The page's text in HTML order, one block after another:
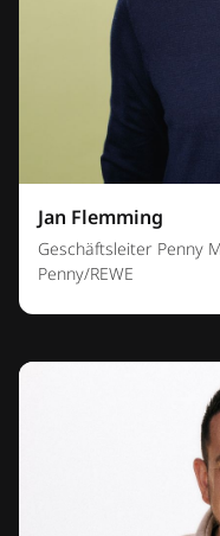
Jan Flemming
Geschäftsleiter Penny
Penny/REWE